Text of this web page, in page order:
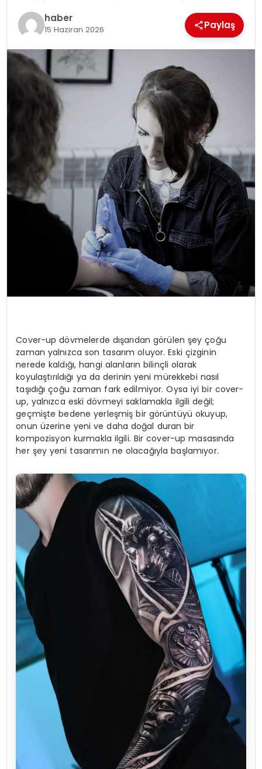
OTOMOBILhaber
15 Haziran 2026 Paylaş
Cover-up dövmelerde dışarıdan görülen şey çoğu
zaman yalnızca son tasarım oluyor. Eski çizginin
nerede kaldığı, hangi alanların bilinçli olarak
koyulaştırıldığı ya da derinin yeni mürekkebi nasıl
taşıdığı çoğu zaman fark edilmiyor. Oysa iyi bir cover-
up, yalnızca eski dövmeyi saklamakla ilgili değil;
geçmişte bedene yerleşmiş bir görüntüyü okuyup,
onun üzerine yeni ve daha doğal duran bir
kompozisyon kurmakla ilgili. Bir cover-up masasında
her şey yeni tasarımın ne olacağıyla başlamıyor.